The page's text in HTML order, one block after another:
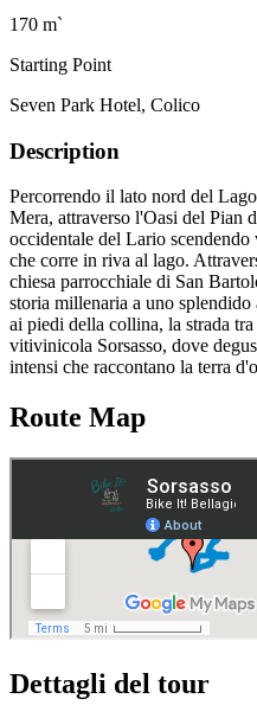
170 m`
Starting Point
Seven Park Hotel, Colico
Description
Percorrendo il lato nord del
Mera, attraverso l'Oasi del Pian
occidentale del Lario
che corre in riva al lago.
chiesa parrocchiale di San
storia millenaria a uno
ai piedi della collina, la strada
vitivinicola Sorsasso, dove
intensi che raccontano la terra
Route Map
Dettagli del tour